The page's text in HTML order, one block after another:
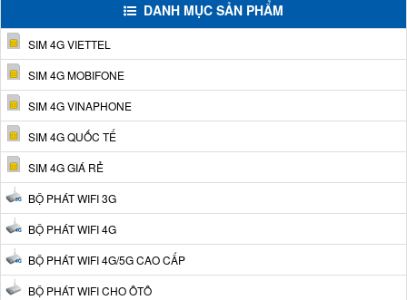
DANH MỤC SẢN PHẨM
SIM 4G VIETTEL
SIM 4G MOBIFONE
SIM 4G VINAPHONE
SIM 4G QUỐC TẾ
SIM 4G GIÁ RẺ
BỘ PHÁT WIFI 3G
BỘ PHÁT WIFI 4G
BỘ PHÁT WIFI 4G/5G CAO CẤP
BỘ PHÁT WIFI CHO ÔTÔ